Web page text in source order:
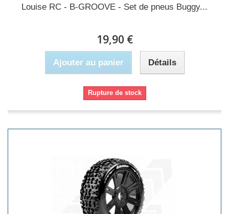
Louise RC - B-GROOVE - Set de pneus Buggy...
19,90 €
Ajouter au panier Détails
Rupture de stock